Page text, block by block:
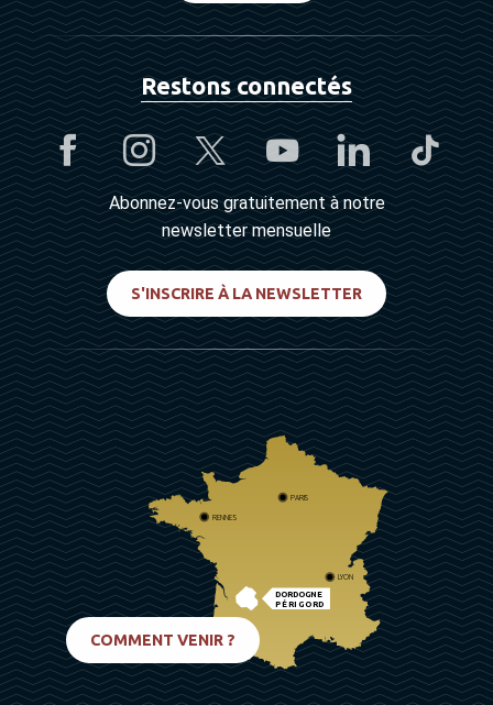
Restons connectés
Abonnez-vous gratuitement à notre
newsletter mensuelle
S'INSCRIRE À LA NEWSLETTER
DORDOGNE
PÉRIGORD
PARIS
RENNES
LYON
COMMENT VENIR ?